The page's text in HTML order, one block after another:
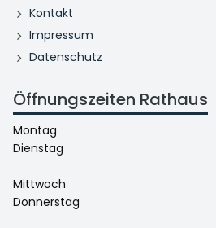
Kontakt
Impressum
Datenschutz
Öffnungszeiten Rathaus
Montag
Dienstag
Mittwoch
Donnerstag